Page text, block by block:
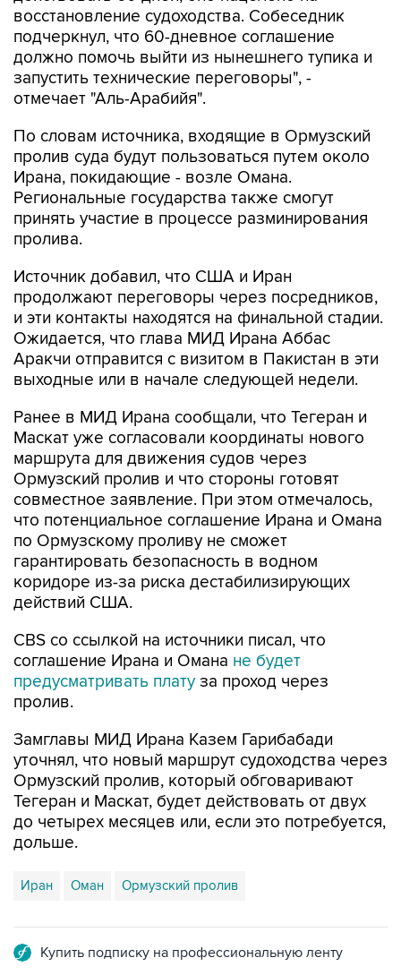
восстановление судоходства. Собеседник
подчеркнул, что 60-дневное соглашение
должно помочь выйти из нынешнего тупика и
запустить технические переговоры", -
отмечает "Аль-Арабийя".
По словам источника, входящие в Ормузский
пролив суда будут пользоваться путем около
Ирана, покидающие - возле Омана.
Региональные государства также смогут
принять участие в процессе разминирования
пролива.
Источник добавил, что США и Иран
продолжают переговоры через посредников,
и эти контакты находятся на финальной стадии.
Ожидается, что глава МИД Ирана Аббас
Аракчи отправится с визитом в Пакистан в эти
выходные или в начале следующей недели.
Ранее в МИД Ирана сообщали, что Тегеран и
Маскат уже согласовали координаты нового
маршрута для движения судов через
Ормузский пролив и что стороны готовят
совместное заявление. При этом отмечалось,
что потенциальное соглашение Ирана и Омана
по Ормузскому проливу не сможет
гарантировать безопасность в водном
коридоре из-за риска дестабилизирующих
действий США.
CBS со ссылкой на источники писал, что
соглашение Ирана и Омана не будет
предусматривать плату за проход через
пролив.
Замглавы МИД Ирана Казем Гарибабади
уточнял, что новый маршрут судоходства через
Ормузский пролив, который обговаривают
Тегеран и Маскат, будет действовать от двух
до четырех месяцев или, если это потребуется,
дольше.
Иран Оман Ормузский пролив
Купить подписку на профессиональную ленту